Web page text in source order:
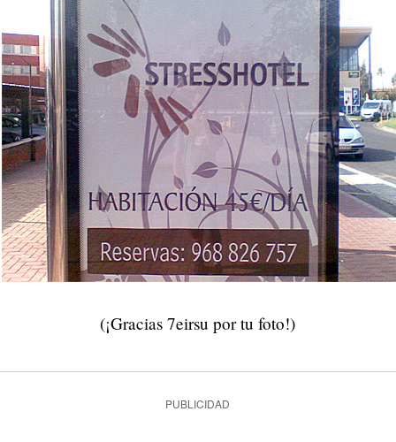
(¡Gracias 7eirsu por tu foto!)
PUBLICIDAD